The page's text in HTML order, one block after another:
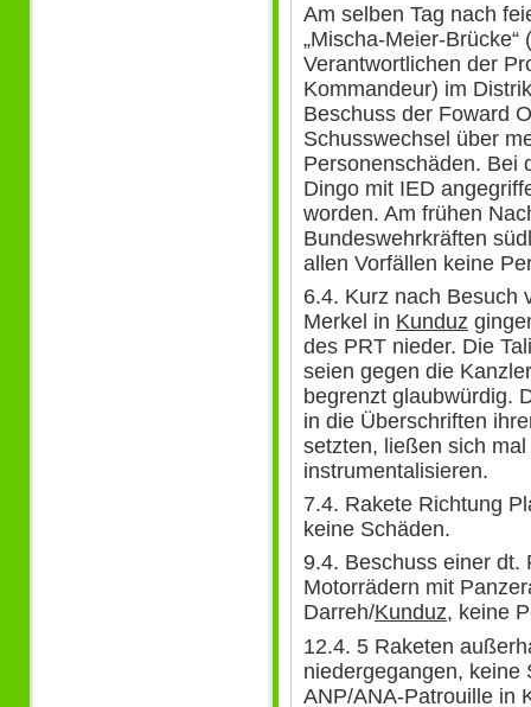
Am selben Tag nach
„Mischa-Meier-
Verantwortlichen der
Kommandeur) im
Beschuss der Foward
Schusswechsel über
Personenschäden. Bei
Dingo mit IED
worden. Am frühen
Bundeswehrkräften
allen Vorfällen keine
6.4. Kurz nach Besuch
Merkel in Kunduz
des PRT nieder. Die
seien gegen die
begrenzt glaubwürdig.
in die Überschriften
setzten, ließen sich
instrumentalisieren.
7.4. Rakete Richtung
keine Schäden.
9.4. Beschuss einer dt.
Motorrädern mit
Darreh/Kunduz, keine
12.4. 5 Raketen
niedergegangen, keine
ANP/ANA-Patrouille in